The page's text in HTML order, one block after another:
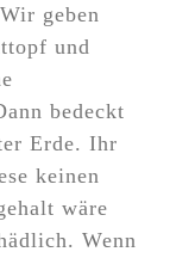
geben
und
bedeckt
Erde. Ihr
keinen
wäre
Wenn